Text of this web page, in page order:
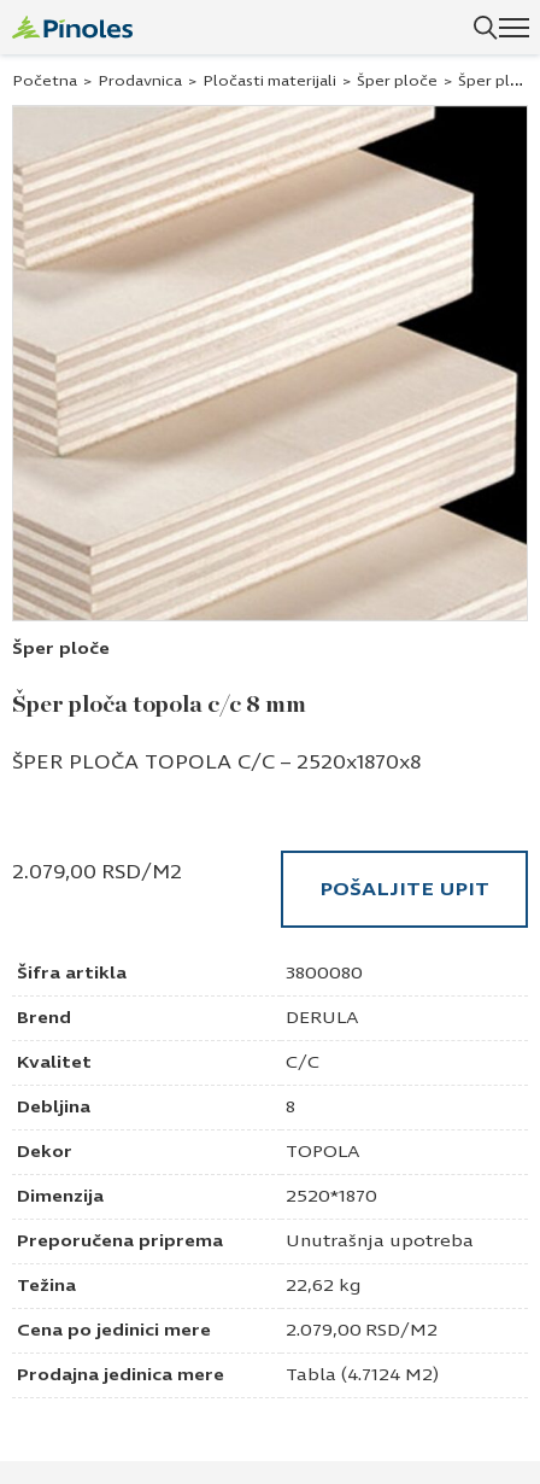
Početna > Prodavnica > Pločasti materijali > Šper ploče > Šper ploča topola c/c 8 mm
Šper ploče
Šper ploča topola c/c 8 mm
Šifra artikla 3800080
Brend DERULA
Kvalitet C/C
Debljina 8
Dekor TOPOLA
Dimenzija 2520*1870
Preporučena priprema Unutrašnja upotreba
Težina 22,62 kg
Cena po jedinici mere 2.079,00 RSD/M2
Prodajna jedinica mere Tabla (4.7124 M2)
ŠPER PLOČA TOPOLA C/C – 2520x1870x8
2.079,00 RSD/M2
POŠALJITE UPIT